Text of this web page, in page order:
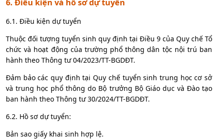
6. Điều kiện và hồ sơ dự tuyển
6.1. Điều kiện dự tuyển
Thuộc đối tượng tuyển sinh quy định tại Điều 9 của Quy chế Tổ
chức và hoạt động của trường phổ thông dân tộc nội trú ban
hành theo Thông tư 04/2023/TT-BGDĐT.
Đảm bảo các quy định tại Quy chế tuyển sinh trung học cơ sở
và trung học phổ thông do Bộ trưởng Bộ Giáo dục và Đào tạo
ban hành theo Thông tư 30/2024/TT-BGDĐT.
6.2. Hồ sơ dự tuyển:
Bản sao giấy khai sinh hợp lệ.